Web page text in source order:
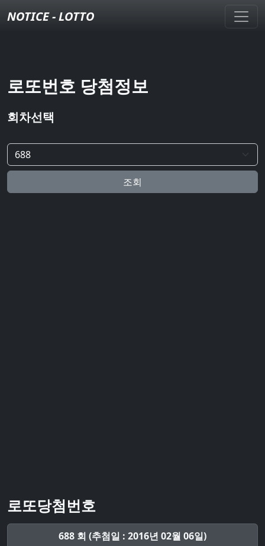
NOTICE - LOTTO
로또번호 당첨정보
회차선택
조회
로또당첨번호
688 회 (추첨일 : 2016년 02월 06일)